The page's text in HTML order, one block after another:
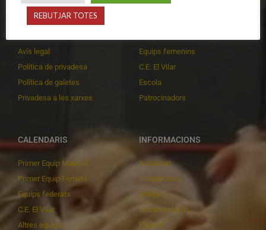
Història
Organització
Avís legal
Política de privadesa
Política de galetes
Privadesa a les xarxes
Primer equip masculí
Equips femenins
C.E. El Vilar
Escola
Patrocinadors
CALENDARIS
Primer Equip Masculí
Primer Equip Femení
Equips federats
C.E. El Vilar
Altres equips
INFORMACIONS
Actualitat
Inscripcions
Botiga
Documentació
Playoff
REBUTJAR TOTES